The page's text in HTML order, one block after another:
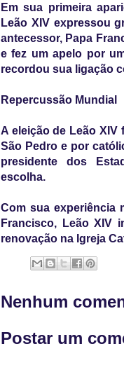
Em sua primeira
Leão XIV expressou
antecessor, Papa
e fez um apelo por
recordou sua ligação
Repercussão Mundial
A eleição de Leão
São Pedro e por
presidente dos
escolha.
Com sua experiência
Francisco, Leão XIV
renovação na Igreja
Nenhum
Postar um